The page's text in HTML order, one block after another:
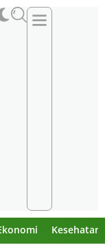
Kesehatan